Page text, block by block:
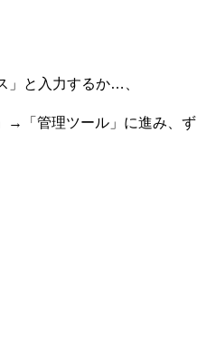
」と入力するか…、
→「管理ツール」に進み、ず